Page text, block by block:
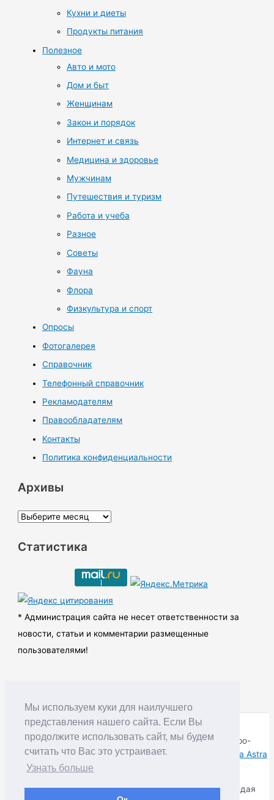
Мы используем куки для наилучшего
представления нашего сайта. Если Вы
продолжите использовать сайт, мы будем
считать что Вас это устраивает.
Узнать больше
Кухни и диеты
Продукты питания
Полезное
Авто и мото
Дом и быт
Женщинам
Закон и порядок
Интернет и связь
Медицина и здоровье
Мужчинам
Путешествия и туризм
Работа и учеба
Разное
Советы
Фауна
Флора
Физкультура и спорт
Опросы
Фотогалерея
Справочник
Телефонный справочник
Рекламодателям
Правообладателям
Контакты
Политика конфиденциальности
Архивы
А
х
ы
Статистика
* Администрация сайта не несет ответственности за
новости, статьи и комментарии размещенные
пользователями!
Copyright © RUDNIK.MOBI 28.06.2008 - 2026 | Северо-
Енисейский округ Красноярского края | Powered by
Тема Astra
Копирование материалов разрешается только соблюдая